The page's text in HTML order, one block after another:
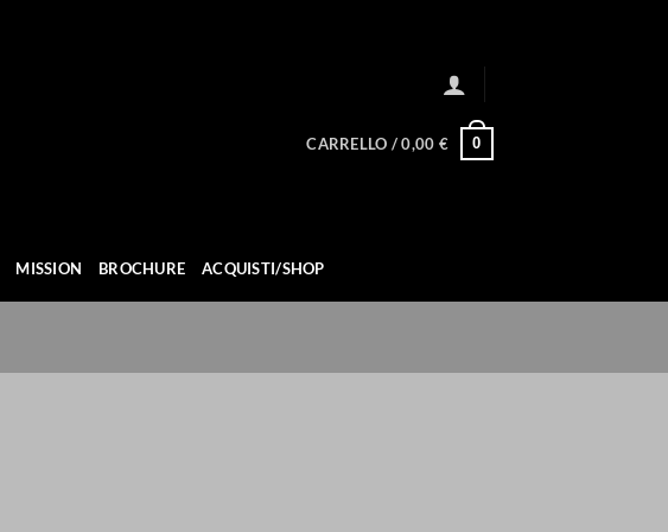
CARRELLO /0,00 € 0
MISSION BROCHURE ACQUISTI/SHOP